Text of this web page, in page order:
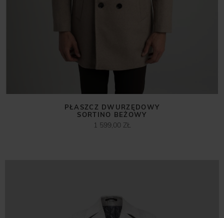
PŁASZCZ DWURZĘDOWY
SORTINO BEŻOWY
1 599,00 ZŁ